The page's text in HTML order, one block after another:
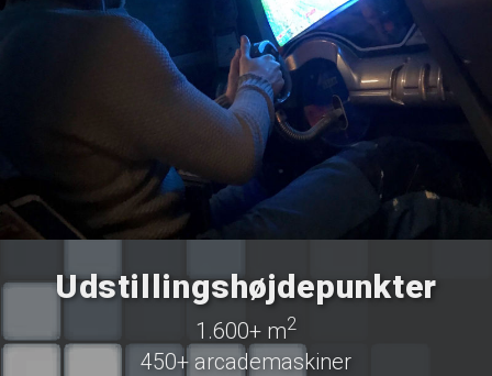
Udstillings­højdepunkter
1.600+ m2
450+ arcademaskiner